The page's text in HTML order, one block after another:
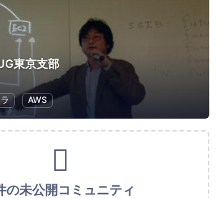
東京支部
AWS
の未公開コミュニティ